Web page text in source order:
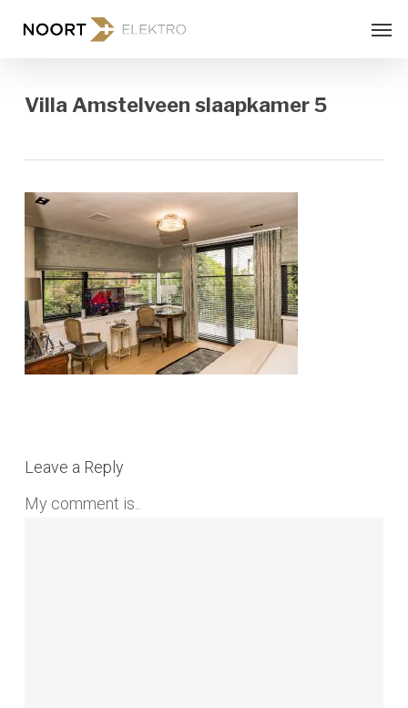
contentVilla Amstelveen slaapkamer 5
Leave a Reply
My comment is..